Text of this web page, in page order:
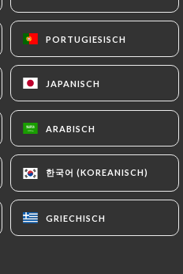
PORTUGIESISCH
JAPANISCH
ARABISCH
한국어 (KOREANISCH)
GRIECHISCH
PORTUGIESISCH
JAPANISCH
ARABISCH
한국어 (KOREANISCH)
GRIECHISCH